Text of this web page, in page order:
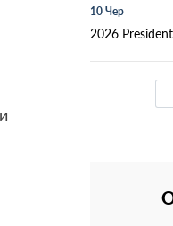
10 Чер
2026